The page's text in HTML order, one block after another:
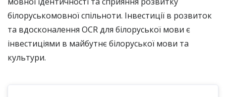
білоруськомовної спільноти. Інвестиції в розвиток
та вдосконалення OCR для білоруської мови є
інвестиціями в майбутнє білоруської мови та
культури.